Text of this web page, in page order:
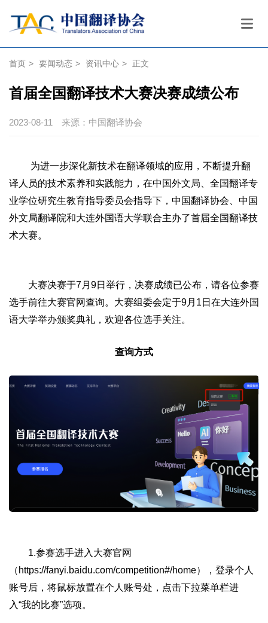
首页 > 要闻动态 > 资讯中心 > 正文
首届全国翻译技术大赛决赛成绩公布
2023-08-11 来源：中国翻译协会
为进一步深化新技术在翻译领域的应用，不断提升翻
译人员的技术素养和实践能力，在中国外文局、全国翻译专
业学位研究生教育指导委员会指导下，中国翻译协会、中国
外文局翻译院和大连外国语大学联合主办了首届全国翻译技
术大赛。
大赛决赛于7月9日举行，决赛成绩已公布，请各位参赛
选手前往大赛官网查询。大赛组委会定于9月1日在大连外国
语大学举办颁奖典礼，欢迎各位选手关注。
查询方式
1.参赛选手进入大赛官网
（https://fanyi.baidu.com/competition#/home），登录个人
账号后，将鼠标放置在个人账号处，点击下拉菜单栏进
入“我的比赛”选项。